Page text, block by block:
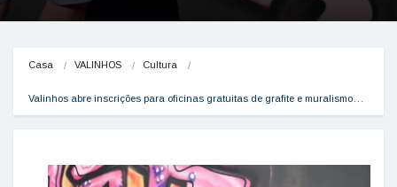
Casa VALINHOS Cultura
Valinhos abre inscrições para oficinas gratuitas de grafite e muralismo…